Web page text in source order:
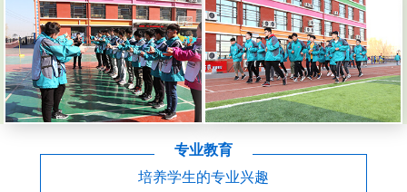
专业教育
培养学生的专业兴趣